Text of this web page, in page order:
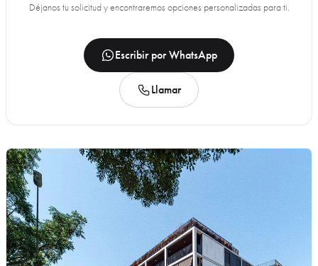
Déjanos tu solicitud y encontraremos opciones personalizadas para ti.
Escribir por WhatsApp
Llamar